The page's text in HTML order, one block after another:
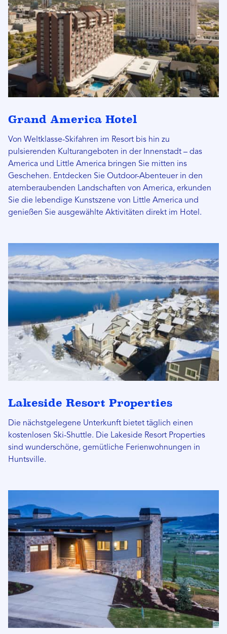
Grand America Hotel
Von Weltklasse-Skifahren im Resort bis hin zu
pulsierenden Kulturangeboten in der Innenstadt – das
America und Little America bringen Sie mitten ins
Geschehen. Entdecken Sie Outdoor-Abenteuer in den
atemberaubenden Landschaften von America, erkunden
Sie die lebendige Kunstszene von Little America und
genießen Sie ausgewählte Aktivitäten direkt im Hotel.
Lakeside Resort Properties
Die nächstgelegene Unterkunft bietet täglich einen
kostenlosen Ski-Shuttle. Die Lakeside Resort Properties
sind wunderschöne, gemütliche Ferienwohnungen in
Huntsville.